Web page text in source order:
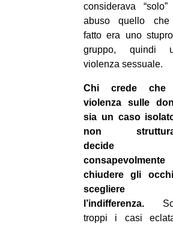
considerava “solo”
abuso quello
fatto era uno
gruppo, quindi
violenza sessuale.
Chi crede che
violenza sulle
sia un caso
non
decide
chiudere gli
scegliere
l’indifferenza.
troppi i casi